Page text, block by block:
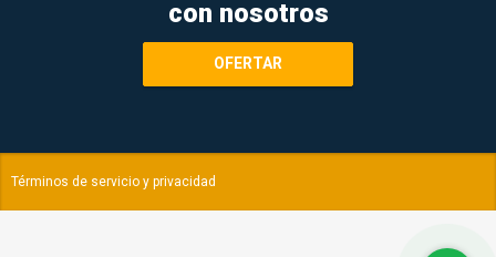
Oferte su inmueble
con nosotros
OFERTAR
Términos de servicio y privacidad